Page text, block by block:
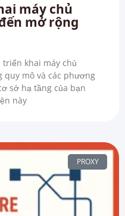
máy chủ
mở rộng
khai máy chủ
quy mô và các phương
sở hạ tầng của bạn
này
PROXY